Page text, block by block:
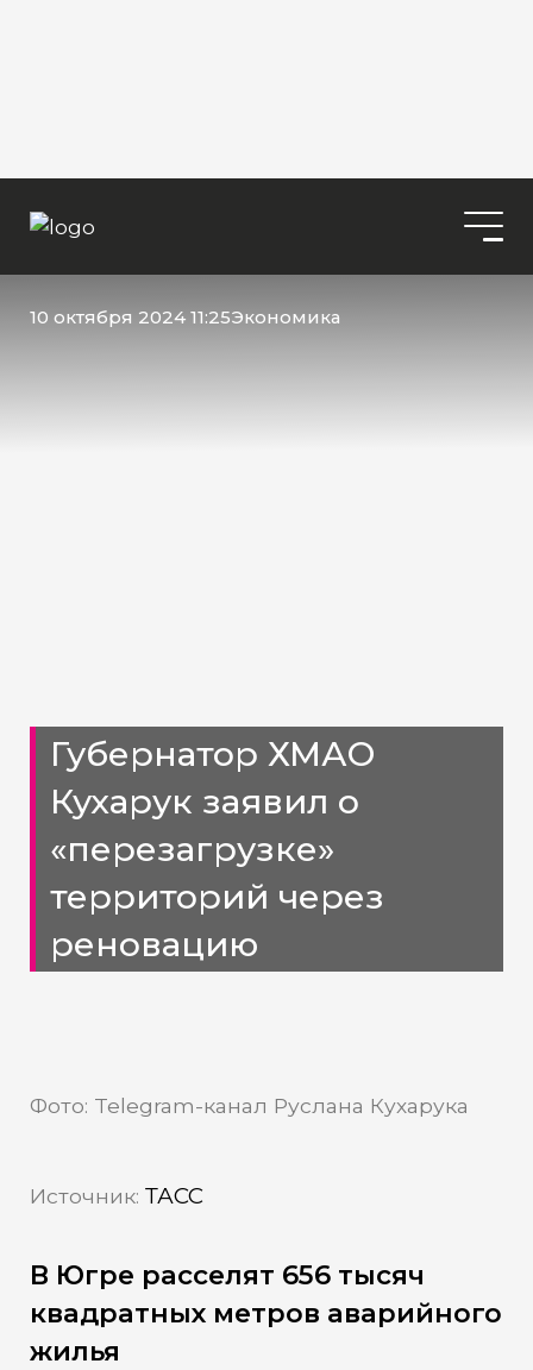
10 октября 2024 11:25Экономика
Губернатор ХМАО
Кухарук заявил о
«перезагрузке»
территорий через
реновацию
Фото: Telegram-канал Руслана Кухарука
Источник: ТАСС
В Югре расселят 656 тысяч
квадратных метров аварийного
жилья